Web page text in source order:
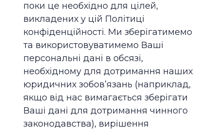
поки це необхідно для цілей,
викладених у цій Політиці
конфіденційності. Ми зберігатимемо
та використовуватимемо Ваші
персональні дані в обсязі,
необхідному для дотримання наших
юридичних зобов’язань (наприклад,
якщо від нас вимагається зберігати
Ваші дані для дотримання чинного
законодавства), вирішення